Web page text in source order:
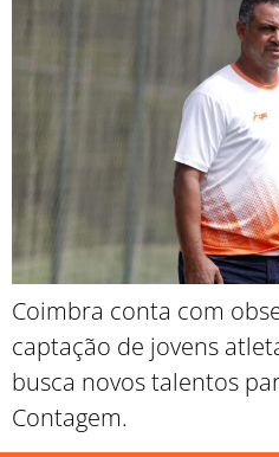
Coimbra conta com
captação de jovens
busca novos talentos
Contagem.